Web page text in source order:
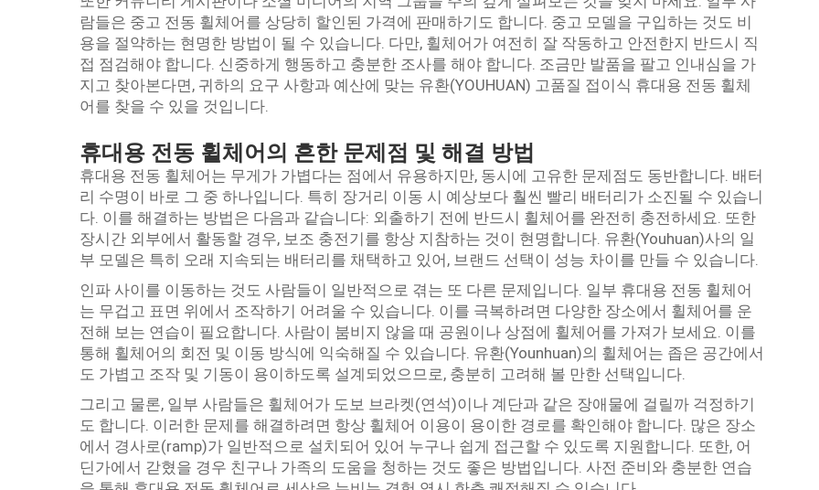
람들은 중고 전동 휠체어를 상당히 할인된 가격에 판매하기도 합니다. 중고 모델을 구입하는 것도 비
용을 절약하는 현명한 방법이 될 수 있습니다. 다만, 휠체어가 여전히 잘 작동하고 안전한지 반드시 직
접 점검해야 합니다. 신중하게 행동하고 충분한 조사를 해야 합니다. 조금만 발품을 팔고 인내심을 가
지고 찾아본다면, 귀하의 요구 사항과 예산에 맞는 유환(YOUHUAN) 고품질 접이식 휴대용 전동 휠체
어를 찾을 수 있을 것입니다.
휴대용 전동 휠체어의 흔한 문제점 및 해결 방법
휴대용 전동 휠체어는 무게가 가볍다는 점에서 유용하지만, 동시에 고유한 문제점도 동반합니다. 배터
리 수명이 바로 그 중 하나입니다. 특히 장거리 이동 시 예상보다 훨씬 빨리 배터리가 소진될 수 있습니
다. 이를 해결하는 방법은 다음과 같습니다: 외출하기 전에 반드시 휠체어를 완전히 충전하세요. 또한
장시간 외부에서 활동할 경우, 보조 충전기를 항상 지참하는 것이 현명합니다. 유환(Youhuan)사의 일
부 모델은 특히 오래 지속되는 배터리를 채택하고 있어, 브랜드 선택이 성능 차이를 만들 수 있습니다.
인파 사이를 이동하는 것도 사람들이 일반적으로 겪는 또 다른 문제입니다. 일부 휴대용 전동 휠체어
는 무겁고 표면 위에서 조작하기 어려울 수 있습니다. 이를 극복하려면 다양한 장소에서 휠체어를 운
전해 보는 연습이 필요합니다. 사람이 붐비지 않을 때 공원이나 상점에 휠체어를 가져가 보세요. 이를
통해 휠체어의 회전 및 이동 방식에 익숙해질 수 있습니다. 유환(Younhuan)의 휠체어는 좁은 공간에서
도 가볍고 조작 및 기동이 용이하도록 설계되었으므로, 충분히 고려해 볼 만한 선택입니다.
그리고 물론, 일부 사람들은 휠체어가 도보 브라켓(연석)이나 계단과 같은 장애물에 걸릴까 걱정하기
도 합니다. 이러한 문제를 해결하려면 항상 휠체어 이용이 용이한 경로를 확인해야 합니다. 많은 장소
에서 경사로(ramp)가 일반적으로 설치되어 있어 누구나 쉽게 접근할 수 있도록 지원합니다. 또한, 어
딘가에서 갇혔을 경우 친구나 가족의 도움을 청하는 것도 좋은 방법입니다. 사전 준비와 충분한 연습